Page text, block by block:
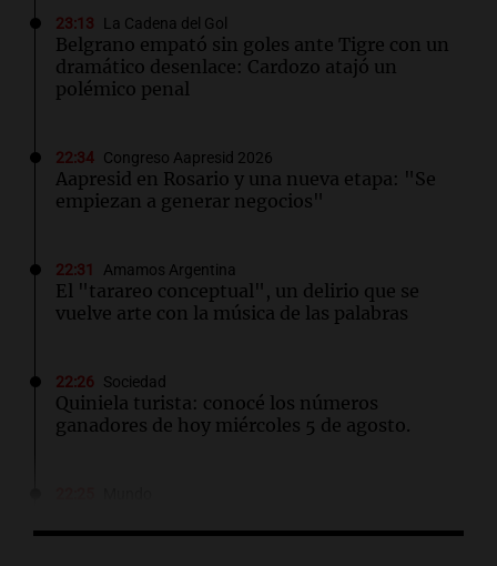
23:13 La Cadena del Gol
Belgrano empató sin goles ante Tigre con un
dramático desenlace: Cardozo atajó un
polémico penal
22:34 Congreso Aapresid 2026
Aapresid en Rosario y una nueva etapa: "Se
empiezan a generar negocios"
22:31 Amamos Argentina
El "tarareo conceptual", un delirio que se
vuelve arte con la música de las palabras
22:26 Sociedad
Quiniela turista: conocé los números
ganadores de hoy miércoles 5 de agosto.
América Latina sin ideologías en medio de